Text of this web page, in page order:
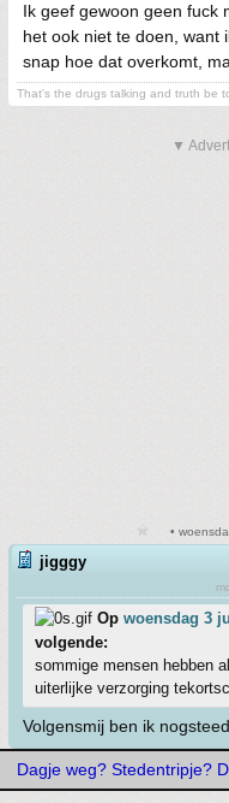
Ik geef gewoon geen fuck
het ook niet te doen, want
snap hoe dat overkomt,
That's the drugs talking and truth be
▼
•
jigggy
Op woensdag 3
volgende:
sommige mensen hebben
uiterlijke verzorging
Volgensmij ben ik
Dagje weg? Stedentripje?